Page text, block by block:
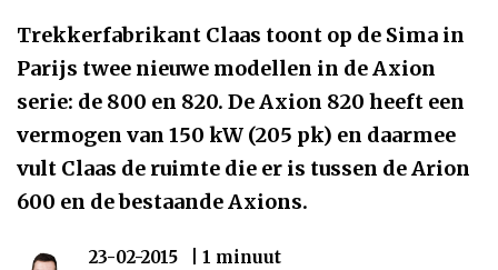
Trekkerfabrikant Claas toont op de Sima in
Parijs twee nieuwe modellen in de Axion
serie: de 800 en 820. De Axion 820 heeft een
vermogen van 150 kW (205 pk) en daarmee
vult Claas de ruimte die er is tussen de Arion
600 en de bestaande Axions.
23-02-2015
| 1 minuut